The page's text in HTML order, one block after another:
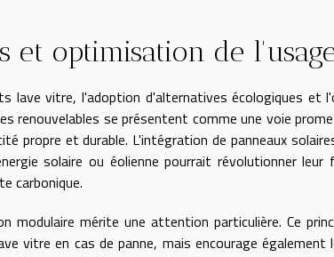
et optimisation de
lave vitre, l'adoption d'alternatives écologiques et
renouvelables se présentent comme une voie
propre et durable. L'intégration de panneaux
solaire ou éolienne pourrait révolutionner leur
carbonique.
modulaire mérite une attention particulière. Ce
vitre en cas de panne, mais encourage également